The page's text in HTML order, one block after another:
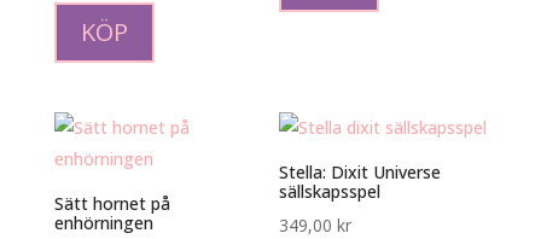
KÖP
Sätt hornet på
enhörningen
Stella: Dixit Universe
sällskapsspel
349,00kr